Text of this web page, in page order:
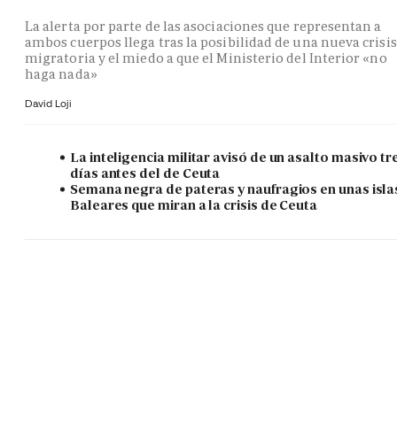
La alerta por parte de las asociaciones que representan a
ambos cuerpos llega tras la posibilidad de una nueva crisis
migratoria y el miedo a que el Ministerio del Interior «no
haga nada»
David Loji
La inteligencia militar avisó de un asalto masivo
días antes del de Ceuta
Semana negra de pateras y naufragios en unas
Baleares que miran a la crisis de Ceuta